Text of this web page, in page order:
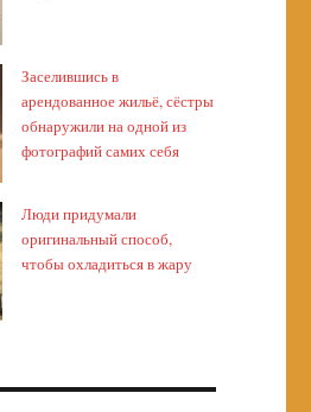
Заселившись в
арендованное жильё, сёстры
обнаружили на одной из
фотографий самих себя
Люди придумали
оригинальный способ,
чтобы охладиться в жару